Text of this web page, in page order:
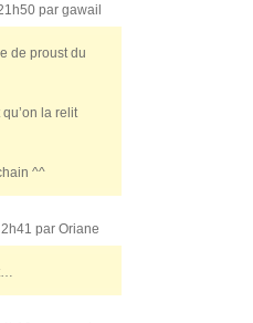
par gawail
de proust du
la relit
^^
par Oriane